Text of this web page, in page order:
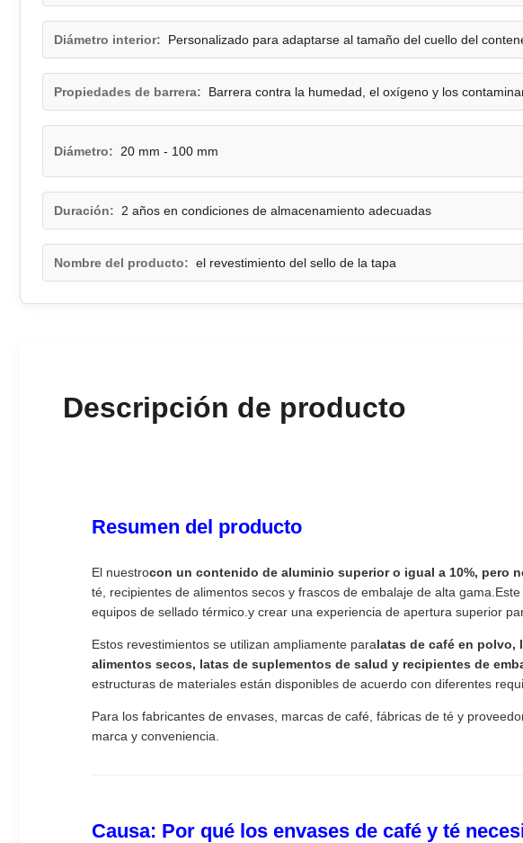
Diámetro interior: Personalizado para adaptarse al tamaño del cuello del
Propiedades de barrera: Barrera contra la humedad, el oxígeno y los
Diámetro: 20 mm - 100 mm
Duración: 2 años en condiciones de almacenamiento adecuadas
Nombre del producto: el revestimiento del sello de la tapa
Descripción de producto
Resumen del producto
El nuestrocon un contenido de aluminio superior o igual a 10%, pero
té, recipientes de alimentos secos y frascos de embalaje de alta
equipos de sellado térmico.y crear una experiencia de apertura superior
Estos revestimientos se utilizan ampliamente paralatas de café en polvo,
alimentos secos, latas de suplementos de salud y recipientes de
estructuras de materiales están disponibles de acuerdo con diferentes
Para los fabricantes de envases, marcas de café, fábricas de té y
marca y conveniencia.
Causa: Por qué los envases de café y té